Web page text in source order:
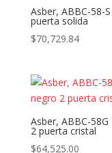
Asber, ABBC-58-
puerta solida
$70,729.84
Asber, ABBC-
2 puerta cristal
$64,525.00